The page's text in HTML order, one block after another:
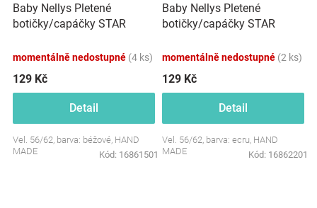
Baby Nellys Pletené
botičky/capáčky STAR
momentálně nedostupné (4 ks)
129 Kč
Detail
Vel. 56/62, barva: béžové, HAND
MADE
Kód: 16861501
Baby Nellys Pletené
botičky/capáčky STAR
momentálně nedostupné (2 ks)
129 Kč
Detail
Vel. 56/62, barva: ecru, HAND
MADE
Kód: 16862201